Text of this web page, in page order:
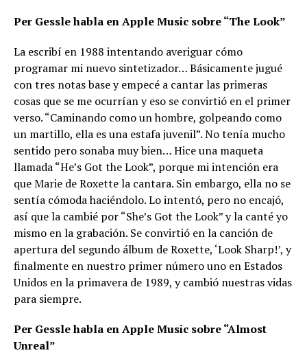
Per Gessle habla en Apple Music sobre “The Look”
La escribí en 1988 intentando averiguar cómo
programar mi nuevo sintetizador… Básicamente jugué
con tres notas base y empecé a cantar las primeras
cosas que se me ocurrían y eso se convirtió en el primer
verso. “Caminando como un hombre, golpeando como
un martillo, ella es una estafa juvenil”. No tenía mucho
sentido pero sonaba muy bien… Hice una maqueta
llamada “He’s Got the Look”, porque mi intención era
que Marie de Roxette la cantara. Sin embargo, ella no se
sentía cómoda haciéndolo. Lo intentó, pero no encajó,
así que la cambié por “She’s Got the Look” y la canté yo
mismo en la grabación. Se convirtió en la canción de
apertura del segundo álbum de Roxette, ‘Look Sharp!’, y
finalmente en nuestro primer número uno en Estados
Unidos en la primavera de 1989, y cambió nuestras vidas
para siempre.
Per Gessle habla en Apple Music sobre “Almost
Unreal”